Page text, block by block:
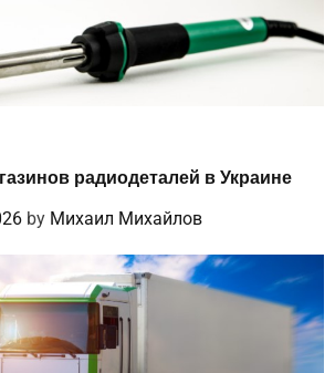
радиодеталей в Украине
by Михаил Михайлов